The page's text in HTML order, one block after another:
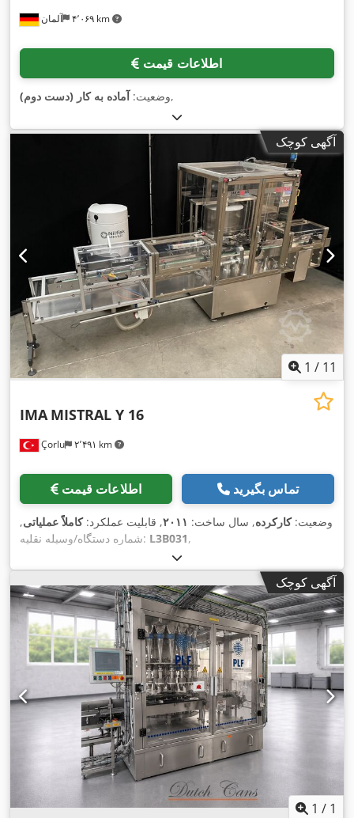
آلمان ۴٬۰۶۹ km
اطلاعات قیمت
وضعیت:آماده به کار (دست دوم) ,
آگهی کوچک
1 / 11
Çorlu ۲٬۴۹۱ km
IMA MISTRAL Y 16
اطلاعات قیمت تماس بگیرید
وضعیت:کارکرده, سال ساخت: ۲۰۱۱, قابلیت عملکرد:کاملاً عملیاتی,
شماره دستگاه/وسیله نقلیه: L3B031,
آگهی کوچک
1 / 1